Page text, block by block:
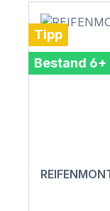
Tipp
Bestand 6+